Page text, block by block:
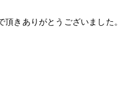
頂きありがとうございました。